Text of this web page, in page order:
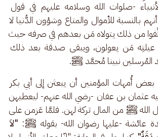
-صلوات الله وسلامه عليهم في قول
بالنسبة للأموال والمتاع وشؤون الدُّنيا لا
من ذلك يتولاه مَن بعدهم في صرفه حيث
عيلتِه مَن يعولون، ويبقى صدقة بعد ذلك
المُرسلين نبينا مُحمَّد ﷺ.
أُمهات المؤمنين أن يبعثن إلى أبي بكر
عثمان بن عفان -رضي الله عنهم- ليعطيهن
الله ﷺ من المال تركة لهن. فلمَّا عَزمن على
عائشة -عليها رضوان الله- بقوله ﷺ: "لاَ